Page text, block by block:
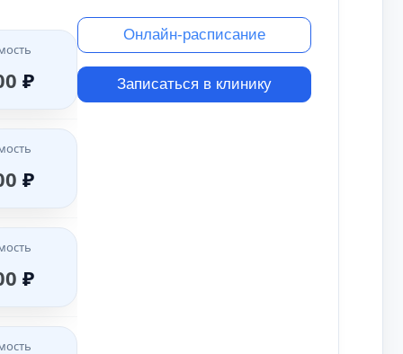
₽
₽
₽
₽
₽
₽
₽
₽
₽
Онлайн-расписание
Записаться в клинику